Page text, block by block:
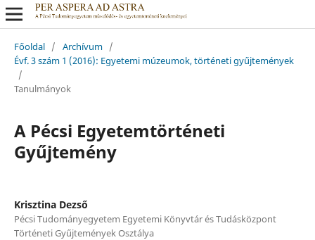
Főoldal / Archívum /
Évf. 3 szám 1 (2016): Egyetemi múzeumok, történeti gyűjtemények
/
Tanulmányok
A Pécsi Egyetemtörténeti
Gyűjtemény
Krisztina Dezső
Pécsi Tudományegyetem Egyetemi Könyvtár és Tudásközpont
Történeti Gyűjtemények Osztálya